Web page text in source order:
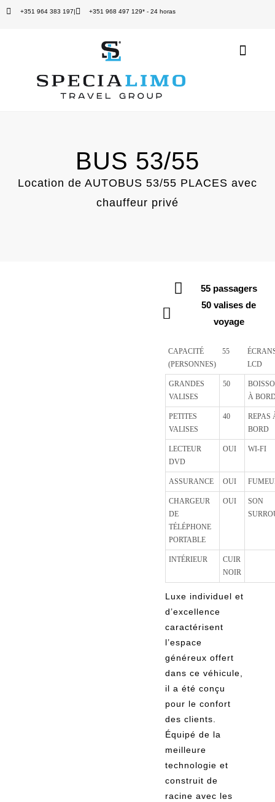
+351 964 383 197| +351 968 497 129* - 24 horas
BUS 53/55
Location de AUTOBUS 53/55 PLACES avec
chauffeur privé
55 passagers
50 valises de
voyage
CAPACITÉ
(PERSONNES)
55
LCD
GRANDES
VALISES
50
À
PETITES
VALISES
40
REPAS
BORD
LECTEUR
DVD
OUI WI-FI
ASSURANCE OUI
CHARGEUR
DE
TÉLÉPHONE
PORTABLE
OUI
SON
INTÉRIEUR
CUIR
NOIR
Luxe individuel et
d’excellence
caractérisent
l’espace
généreux offert
dans ce véhicule,
il a été conçu
pour le confort
des clients.
Équipé de la
meilleure
technologie et
construit de
racine avec les